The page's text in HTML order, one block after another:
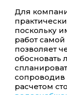
Для
поскольку
работ
позволяет
обосновать
расчетом